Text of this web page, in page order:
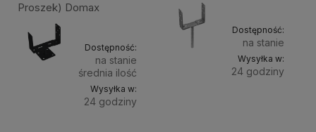
Proszek) Domax
Dostępność:
na stanie
średnia ilość
Wysyłka w:
24 godziny
Dostępność:
na stanie
Wysyłka w:
24 godziny